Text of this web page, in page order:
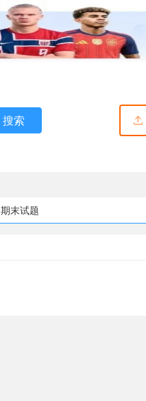
搜索 
期末试题